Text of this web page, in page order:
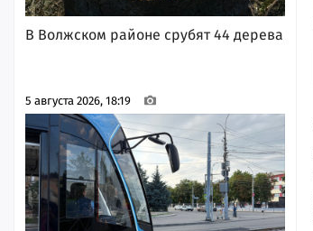
В Волжском районе срубят 44 дерева
5 августа 2026, 18:19